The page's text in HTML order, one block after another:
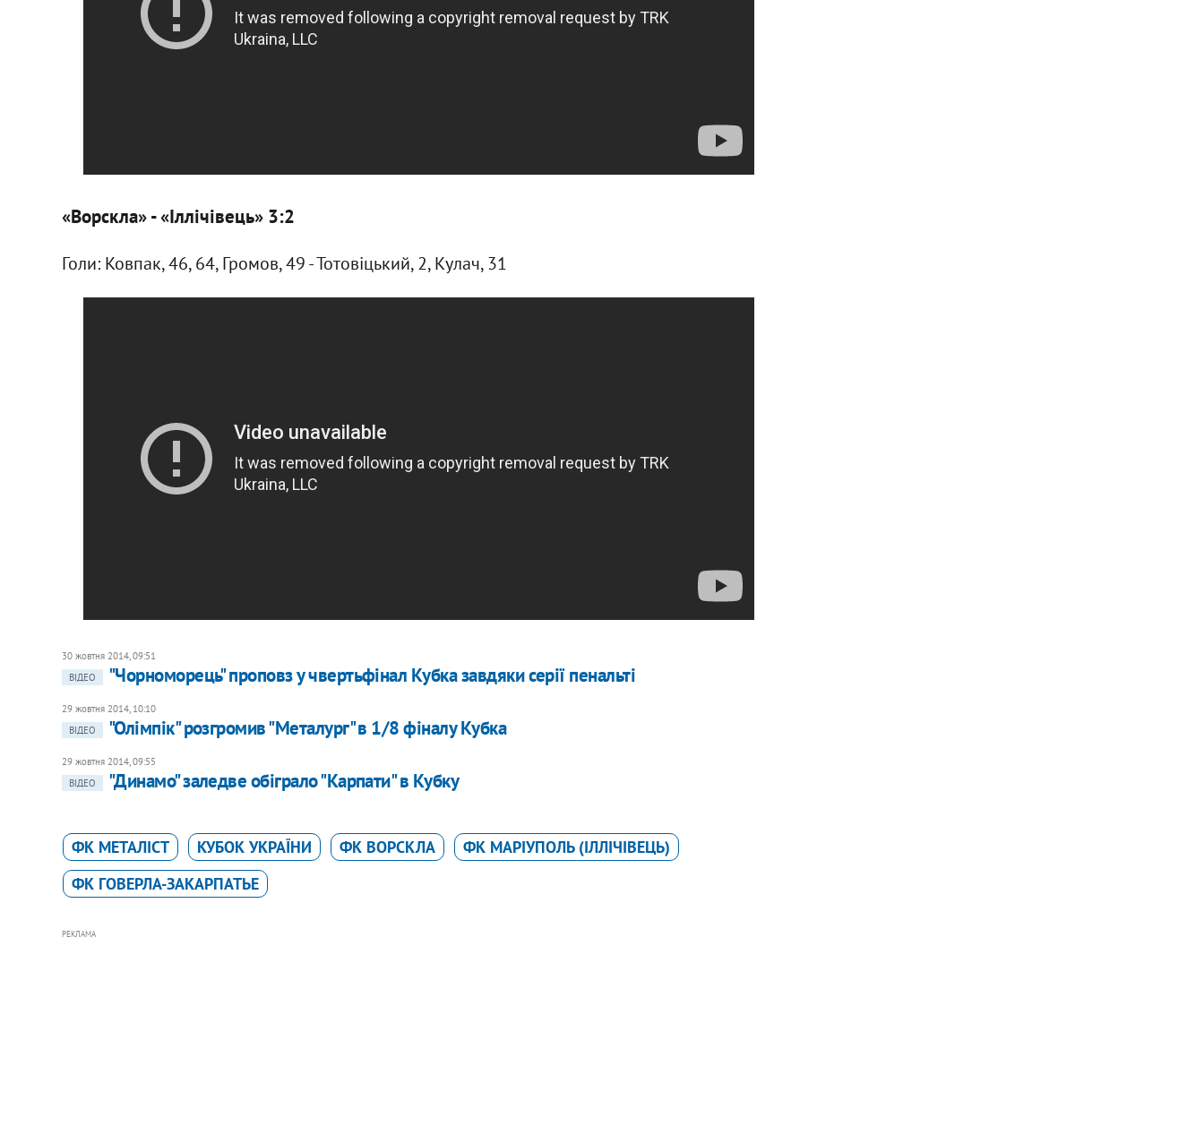
«Ворскла» - «Іллічівець» 3:2
Голи: Ковпак, 46, 64, Громов, 49 - Тотовіцький, 2, Кулач, 31
30 жовтня 2014, 09:51
ВІДЕО
"Чорноморець" проповз у чвертьфінал Кубка завдяки серії пенальті
29 жовтня 2014, 10:10
ВІДЕО
"Олімпік" розгромив "Металург" в 1/8 фіналу Кубка
29 жовтня 2014, 09:55
ВІДЕО
"Динамо" заледве обіграло "Карпати" в Кубку
ФК МЕТАЛІСТ КУБОК УКРАЇНИ ФК ВОРСКЛА
ФК МАРІУПОЛЬ (ІЛЛІЧІВЕЦЬ)
ФК ГОВЕРЛА-ЗАКАРПАТЬЕ
РЕКЛАМА